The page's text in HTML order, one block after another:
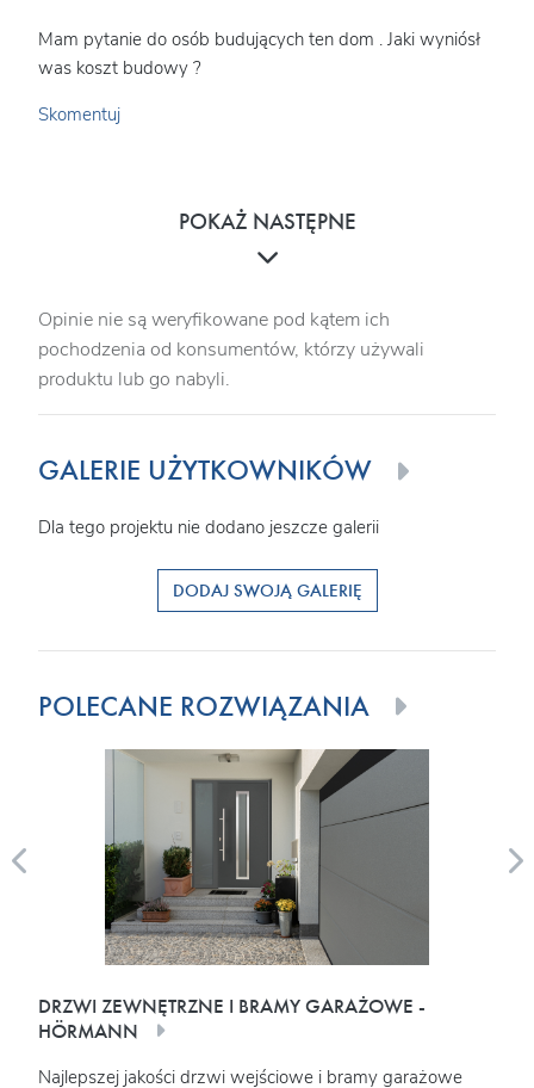
Mam pytanie do osób budujących ten dom . Jaki wyniósł
was koszt budowy ?
Skomentuj
POKAŻ NASTĘPNE
Opinie nie są weryfikowane pod kątem ich
pochodzenia od konsumentów, którzy używali
produktu lub go nabyli.
GALERIE UŻYTKOWNIKÓW
Dla tego projektu nie dodano jeszcze galerii
DODAJ SWOJĄ GALERIĘ
POLECANE ROZWIĄZANIA
DRZWI ZEWNĘTRZNE I BRAMY GARAŻOWE -
HÖRMANN
Najlepszej jakości drzwi wejściowe i bramy garażowe